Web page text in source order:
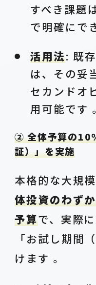
すべき課題
で明確にで
活用法: 既
は、その妥
セカンドオ
用可能です 。
② 全体予算の
証）」を実施
本格的な大規
体投資のわず
予算で、実際
「お試し期間
けます 。